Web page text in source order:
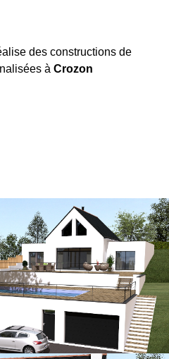
des constructions de
à Crozon